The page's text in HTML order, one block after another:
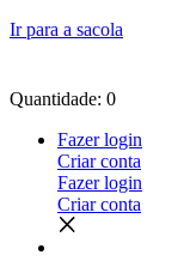
Ir para a sacola
Quantidade: 0
Fazer login
Criar conta
Fazer login
Criar conta